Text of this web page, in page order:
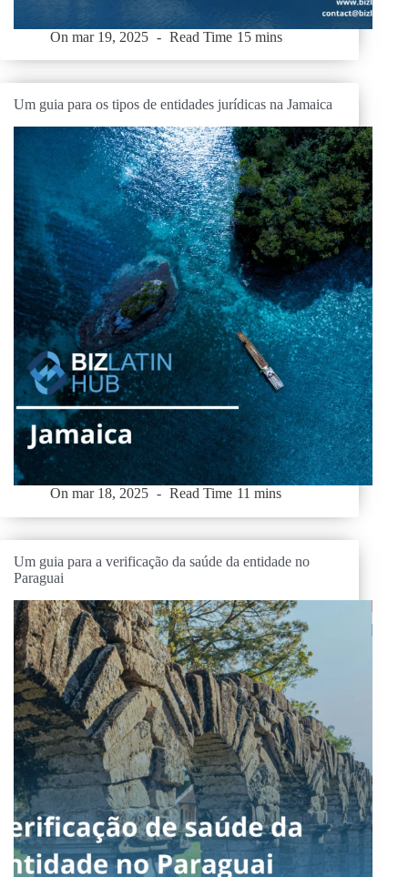
On mar 19, 2025 Read Time 15 mins
Um guia para os tipos de entidades jurídicas na Jamaica
On mar 18, 2025 Read Time 11 mins
Um guia para a verificação da saúde da entidade no
Paraguai